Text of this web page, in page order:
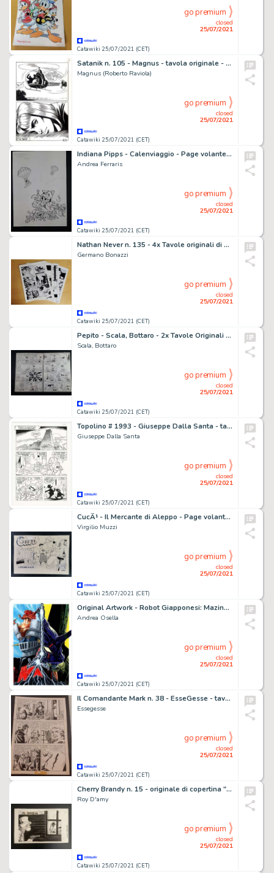
Catawiki 25/07/2021 (CET)
closed
25/07/2021
go premium
Satanik n. 105 - Magnus - tavola originale - Page volante - Exemplaire unique
Magnus (Roberto Raviola)
Catawiki 25/07/2021 (CET)
closed
25/07/2021
go premium
Indiana Pipps - Calenviaggio - Page volante - EO - (2005)
Andrea Ferraris
Catawiki 25/07/2021 (CET)
closed
25/07/2021
go premium
Nathan Never n. 135 - 4x Tavole originali di Germano Bonazzi "Inferno" - Page volante - Exemplaire unique
Germano Bonazzi
Catawiki 25/07/2021 (CET)
closed
25/07/2021
go premium
Pepito - Scala, Bottaro - 2x Tavole Originali nn. 5, 6 "Baldo" - Page volante - Exemplaire unique
Scala, Bottaro
Catawiki 25/07/2021 (CET)
closed
25/07/2021
go premium
Topolino # 1993 - Giuseppe Dalla Santa - tavola originale "Ser Topolino e la Cavalcata dei Cavalieri Inesistenti" - Exemplaire unique - (1994)
Giuseppe Dalla Santa
Catawiki 25/07/2021 (CET)
closed
25/07/2021
go premium
CucÃ¹ - Il Mercante di Aleppo - Page volante - EO
Virgilio Muzzi
Catawiki 25/07/2021 (CET)
closed
25/07/2021
go premium
Original Artwork - Robot Giapponesi: Mazinger Z-Evangelion - Exemplaire unique
Andrea Osella
Catawiki 25/07/2021 (CET)
closed
25/07/2021
go premium
Il Comandante Mark n. 38 - EsseGesse - tavola originale - Page volante - Exemplaire unique - (1969)
Essegesse
Catawiki 25/07/2021 (CET)
closed
25/07/2021
go premium
Cherry Brandy n. 15 - originale di copertina "Il Sosia" - Page volante - Exemplaire unique - (1956)
Roy D'amy
Catawiki 25/07/2021 (CET)
closed
25/07/2021
go premium